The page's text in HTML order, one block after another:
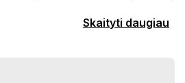
Skaityti daugiau